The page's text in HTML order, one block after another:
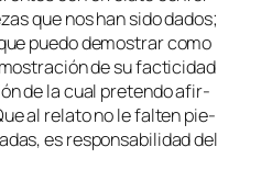
que nos han si­do da­dos;
pue­do de­mos­trar co­mo
de su fac­ti­ci­dad
de la cual pre­ten­do afir­
al re­la­to no le fal­ten pie­
es res­pon­sa­bi­li­dad del